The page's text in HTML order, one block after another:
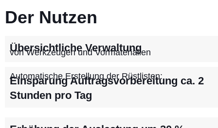
Der Nutzen
Übersichtliche Verwaltung
von Werkzeugen und Vormaterialien
Automatische Erstellung der Rüstlisten:
Einsparung Auftragsvorbereitung ca. 2
Stunden pro Tag